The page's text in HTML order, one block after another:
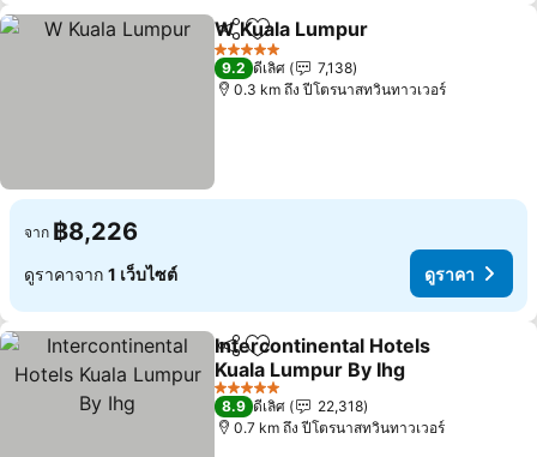
แชร์ เพิ่มในรายการโปรด
W Kuala Lumpur
5 ดาว
9.2 ดีเลิศ
7,138
0.3 km ถึง ปีโตรนาสทวินทาวเวอร์
จาก ฿8,226
ดูราคาจาก 1 เว็บไซต์ ดูราคา
แชร์ เพิ่มในรายการโปรด
Intercontinental Hotels
Kuala Lumpur By Ihg
ดูราคา
5 ดาว
8.9 ดีเลิศ
22,318
0.7 km ถึง ปีโตรนาสทวินทาวเวอร์